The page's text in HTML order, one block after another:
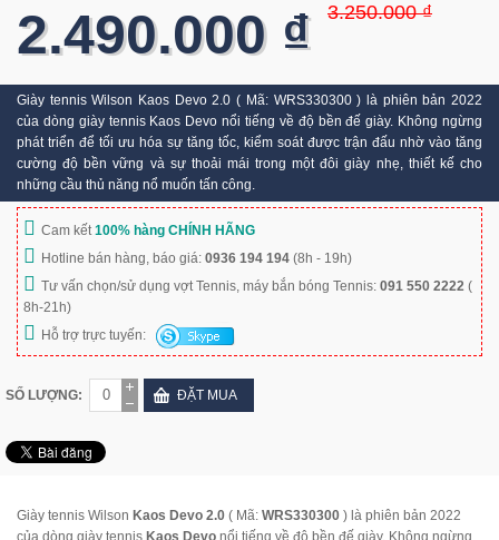
3.250.000 ₫
2.490.000 ₫
Giày tennis Wilson Kaos Devo 2.0 ( Mã: WRS330300 ) là phiên bản 2022
của dòng giày tennis Kaos Devo nổi tiếng về độ bền đế giày. Không ngừng
phát triển để tối ưu hóa sự tăng tốc, kiểm soát được trận đấu nhờ vào tăng
cường độ bền vững và sự thoải mái trong một đôi giày nhẹ, thiết kế cho
những cầu thủ năng nổ muốn tấn công.
Cam kết100% hàng CHÍNH HÃNG
Hotline bán hàng, báo giá: 0936 194 194 (8h - 19h)
Tư vấn chọn/sử dụng vợt Tennis, máy bắn bóng Tennis: 091 550 2222 (
8h-21h)
Hỗ trợ trực tuyến:
SỐ LƯỢNG: ĐẶT MUA
Giày tennis Wilson Kaos Devo 2.0 ( Mã: WRS330300 ) là phiên bản 2022